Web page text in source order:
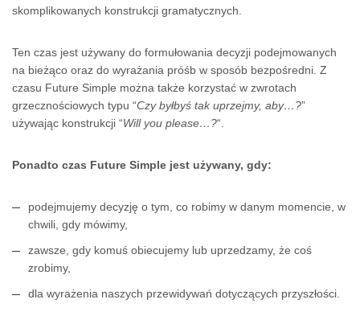
skomplikowanych konstrukcji gramatycznych.
Ten czas jest używany do formułowania decyzji podejmowanych
na bieżąco oraz do wyrażania próśb w sposób bezpośredni. Z
czasu Future Simple można także korzystać w zwrotach
grzecznościowych typu “Czy byłbyś tak uprzejmy, aby…?”
używając konstrukcji “Will you please…?“.
Ponadto czas Future Simple jest używany, gdy:
podejmujemy decyzję o tym, co robimy w danym momencie, w
chwili, gdy mówimy,
zawsze, gdy komuś obiecujemy lub uprzedzamy, że coś
zrobimy,
dla wyrażenia naszych przewidywań dotyczących przyszłości.